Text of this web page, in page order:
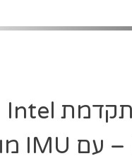
📷 מצלמת עומק מתקדמת Intel